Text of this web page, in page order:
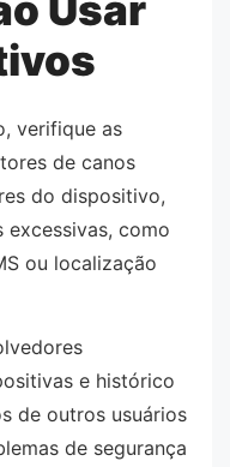
verifique as
de canos
do dispositivo,
excessivas, como
ou localização
e histórico
de outros usuários
de segurança